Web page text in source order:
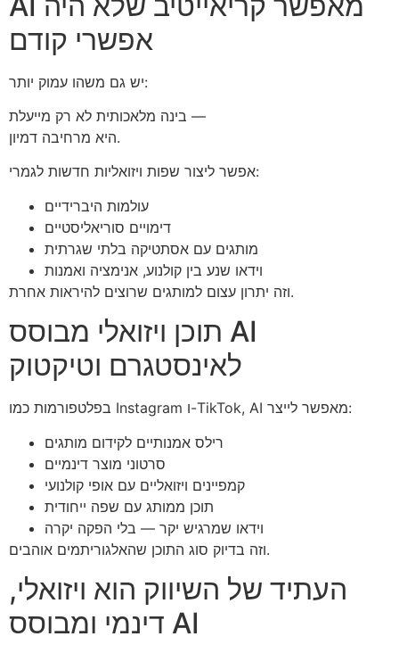
אפשרי קודם
יש גם משהו עמוק יותר:
בינה מלאכותית לא רק מייעלת —
היא מרחיבה דמיון.
אפשר ליצור שפות ויזואליות חדשות לגמרי:
עולמות היברידיים
דימויים סוריאליסטיים
מותגים עם אסתטיקה בלתי שגרתית
וידאו שנע בין קולנוע, אנימציה ואמנות
וזה יתרון עצום למותגים שרוצים להיראות אחרת.
תוכן ויזואלי מבוסס AI
לאינסטגרם וטיקטוק
בפלטפורמות כמו Instagram ו-TikTok, AI מאפשר לייצר:
רילס אמנותיים לקידום מותגים
סרטוני מוצר דינמיים
קמפיינים ויזואליים עם אופי קולנועי
תוכן ממותג עם שפה ייחודית
וידאו שמרגיש יקר — בלי הפקה יקרה
וזה בדיוק סוג התוכן שהאלגוריתמים אוהבים.
העתיד של השיווק הוא ויזואלי,
דינמי ומבוסס AI